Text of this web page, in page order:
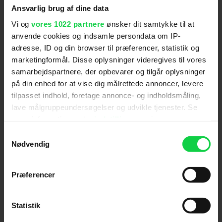
Ansvarlig brug af dine data
Vi og vores 1022 partnere ønsker dit samtykke til at
anvende cookies og indsamle persondata om IP-
adresse, ID og din browser til præferencer, statistik og
marketingformål. Disse oplysninger videregives til vores
samarbejdspartnere, der opbevarer og tilgår oplysninger
på din enhed for at vise dig målrettede annoncer, levere
tilpasset indhold, foretage annonce- og indholdsmåling,
lave målgruppeundersøgelser og udvikle tjenester. Se
tilbage eller ændre indstillinger fra vores
"Cookiedeklaration", eller ved at trykke på "Privacy
Indsamle præcise oplysninger om din placering,
Nødvendig
Præferencer
Statistik
"Alle nuancer er totalt fraværende og beviser den
gamle pointe om, at et menneske aldrig kun er sine
mest positive sider" (Sarah Iben Almbjerg)
CPHCulture
"Har fornuftigt nok valgt at fokusere på de unge år,
der formede Michael Jackson som menneske."
(Christian Brink)
men er en idoldyrkende feelgood-fest, som man kan
lade sig opsluge af uden antydningen af malurt i